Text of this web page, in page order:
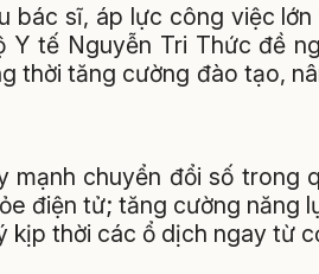
bác sĩ, áp lực công việc
Y tế Nguyễn Tri Thức đề
thời tăng cường đào tạo,
mạnh chuyển đổi số trong
điện tử; tăng cường năng
kịp thời các ổ dịch ngay từ